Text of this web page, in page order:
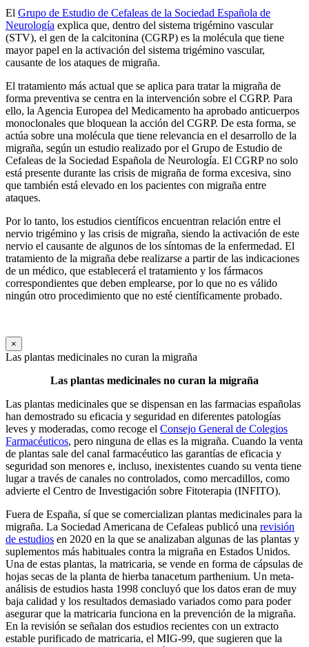
El Grupo de Estudio de Cefaleas de la Sociedad Española de
Neurología explica que, dentro del sistema trigémino vascular
(STV), el gen de la calcitonina (CGRP) es la molécula que tiene
mayor papel en la activación del sistema trigémino vascular,
causante de los ataques de migraña.
El tratamiento más actual que se aplica para tratar la migraña de
forma preventiva se centra en la intervención sobre el CGRP. Para
ello, la Agencia Europea del Medicamento ha aprobado anticuerpos
monoclonales que bloquean la acción del CGRP. De esta forma, se
actúa sobre una molécula que tiene relevancia en el desarrollo de la
migraña, según un estudio realizado por el Grupo de Estudio de
Cefaleas de la Sociedad Española de Neurología. El CGRP no solo
está presente durante las crisis de migraña de forma excesiva, sino
que también está elevado en los pacientes con migraña entre
ataques.
Por lo tanto, los estudios científicos encuentran relación entre el
nervio trigémino y las crisis de migraña, siendo la activación de este
nervio el causante de algunos de los síntomas de la enfermedad. El
tratamiento de la migraña debe realizarse a partir de las indicaciones
de un médico, que establecerá el tratamiento y los fármacos
correspondientes que deben emplearse, por lo que no es válido
ningún otro procedimiento que no esté científicamente probado.
×
Las plantas medicinales no curan la migraña
Las plantas medicinales no curan la migraña
Las plantas medicinales que se dispensan en las farmacias españolas
han demostrado su eficacia y seguridad en diferentes patologías
leves y moderadas, como recoge el Consejo General de Colegios
Farmacéuticos, pero ninguna de ellas es la migraña. Cuando la venta
de plantas sale del canal farmacéutico las garantías de eficacia y
seguridad son menores e, incluso, inexistentes cuando su venta tiene
lugar a través de canales no controlados, como mercadillos, como
advierte el Centro de Investigación sobre Fitoterapia (INFITO).
Fuera de España, sí que se comercializan plantas medicinales para la
migraña. La Sociedad Americana de Cefaleas publicó una revisión
de estudios en 2020 en la que se analizaban algunas de las plantas y
suplementos más habituales contra la migraña en Estados Unidos.
Una de estas plantas, la matricaria, se vende en forma de cápsulas de
hojas secas de la planta de hierba tanacetum parthenium. Un meta-
análisis de estudios hasta 1998 concluyó que los datos eran de muy
baja calidad y los resultados demasiado variados como para poder
asegurar que la matricaria funciona en la prevención de la migraña.
En la revisión se señalan dos estudios recientes con un extracto
estable purificado de matricaria, el MIG-99, que sugieren que la